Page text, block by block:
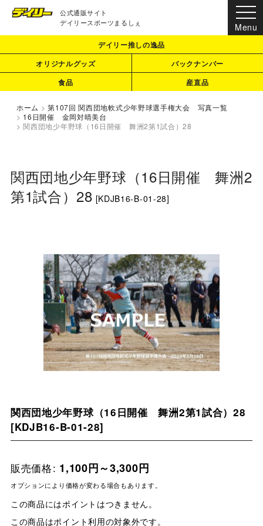
公式通販サイト
デイリースポーツまるしぇ
デイリー推しの逸品
オリジナルグッズ
バックナンバー
食品
産直品
ホーム > 第107回 関西団地軟式少年野球選手権大会 写真一覧
> 16日開催 金岡対晴美台
> 関西団地少年野球（16日開催 舞洲2第1試合）28
関西団地少年野球（16日開催 舞洲2
第1試合）28 [KDJB16-B-01-28]
関西団地少年野球（16日開催 舞洲2第1試合）28
[KDJB16-B-01-28]
販売価格: 1,100円～3,300円
オプションにより価格が変わる場合もあります。
この商品にはポイントはつきません。
この商品はポイント利用の対象外です。